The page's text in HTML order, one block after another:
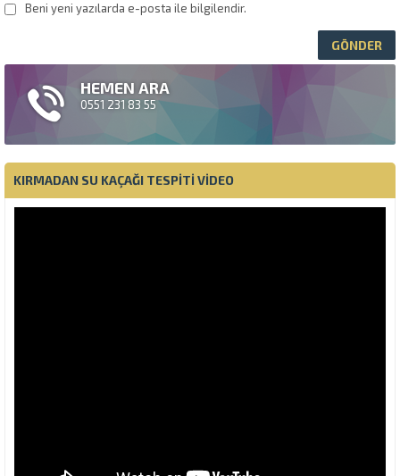
Beni yeni yazılarda e-posta ile bilgilendir.
HEMEN ARA
0551 231 83 55
KIRMADAN SU KAÇAĞI TESPITI VIDEO